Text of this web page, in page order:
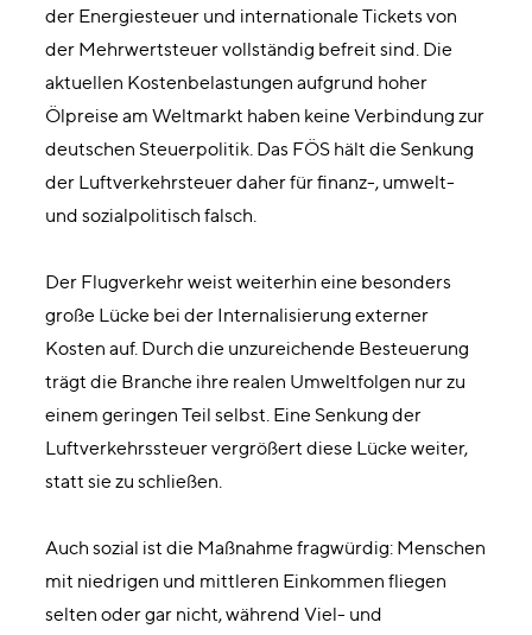
der Energiesteuer und internationale Tickets von
der Mehrwertsteuer vollständig befreit sind. Die
aktuellen Kostenbelastungen aufgrund hoher
Ölpreise am Weltmarkt haben keine Verbindung zur
deutschen Steuerpolitik. Das FÖS hält die Senkung
der Luftverkehrsteuer daher für finanz-, umwelt-
und sozialpolitisch falsch.
Der Flugverkehr weist weiterhin eine besonders
große Lücke bei der Internalisierung externer
Kosten auf. Durch die unzureichende Besteuerung
trägt die Branche ihre realen Umweltfolgen nur zu
einem geringen Teil selbst. Eine Senkung der
Luftverkehrssteuer vergrößert diese Lücke weiter,
statt sie zu schließen.
Auch sozial ist die Maßnahme fragwürdig: Menschen
mit niedrigen und mittleren Einkommen fliegen
selten oder gar nicht, während Viel- und